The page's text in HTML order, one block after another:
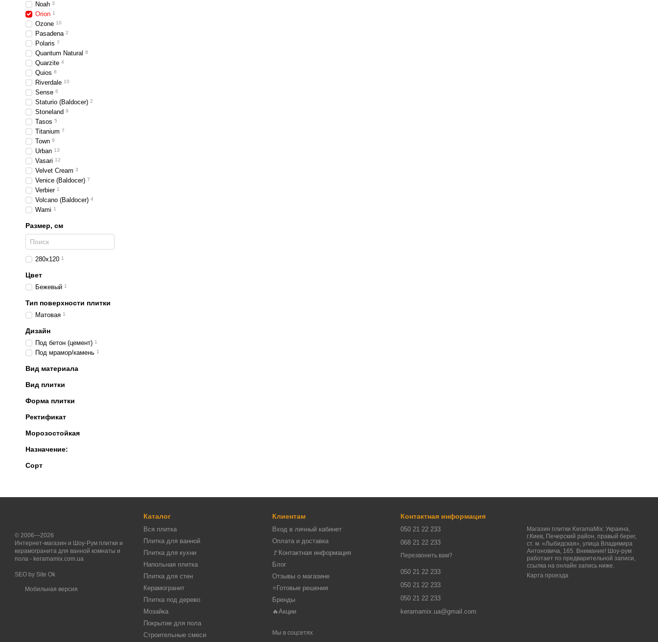
Noah 3
Orion 1
Ozone 10
Pasadena 2
Polaris 7
Quantum Natural 8
Quarzite 4
Quios 8
Riverdale 10
Sense 6
Staturio (Baldocer) 2
Stoneland 9
Tasos 5
Titanium 7
Town 8
Urban 13
Vasari 12
Velvet Cream 3
Venice (Baldocer) 7
Verbier 1
Volcano (Baldocer) 4
Wami 1
Размер, см
280x120 1
Цвет
Бежевый 1
Тип поверхности плитки
Матовая 1
Дизайн
Под бетон (цемент) 1
Под мрамор/камень 1
Вид материала
Вид плитки
Форма плитки
Ректификат
Морозостойкая
Назначение:
Сорт
© 2006—2026
Интернет-магазин и Шоу-Рум плитки и
керамогранита для ванной комнаты и
пола - keramamix.com.ua
SEO by Site Ok
Мобильная версия
Каталог
Вся плитка
Плитка для ванной
Плитка для кухни
Напольная плитка
Плитка для стен
Керамогранит
Плитка под дерево
Мозайка
Покрытие для пола
Строительные смеси
Клиентам
Вход в личный кабинет
Оплата и доставка
🚩Контактная информация
Блог
Отзывы о магазине
⭐Готовые решения
Бренды
🔥Акции
Мы в соцсетях
Контактная информация
050 21 22 233
068 21 22 233
Перезвонить вам?
050 21 22 233
050 21 22 233
050 21 22 233
keramamix.ua@gmail.com
Магазин плитки KeramaMix: Украина,
г.Киев, Печерский район, правый берег,
ст. м. «Лыбидская», улица Владимира
Антоновича, 165. Внимание! Шоу-рум
работает по предварительной записи,
ссылка на онлайн запись ниже.
Карта проезда